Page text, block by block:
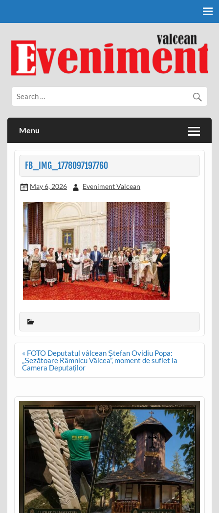
Eveniment Valcean
Menu
FB_IMG_1778097197760
May 6, 2026 Eveniment Valcean
Post
navigation
« FOTO Deputatul vâlcean Ștefan Ovidiu Popa:
„Șezătoare Râmnicu Vâlcea”, moment de suflet la
Camera Deputaților